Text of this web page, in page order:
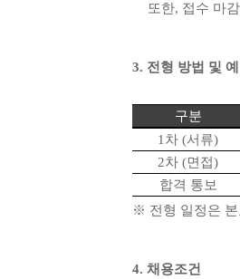
또한, 접수 마
3. 전형 방법 및
구분
1 차 (서류)
2차 (면접)
합격 통보
※ 전형 일정은
4. 채용조건